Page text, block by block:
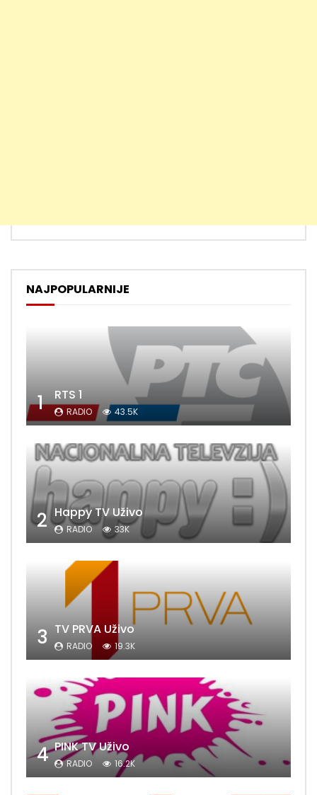
NAJPOPULARNIJE
1 RTS 1
RADIO 43.5K
2 Happy TV Uživo
RADIO 33K
3 TV PRVA Uživo
RADIO 19.3K
4 PINK TV Uživo
RADIO 16.2K